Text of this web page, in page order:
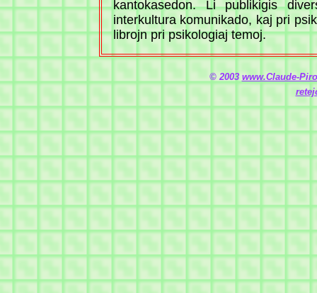
kantokasedon. Li publikigis
interkultura komunikado, kaj pri
librojn pri psikologiaj temoj.
© 2003 www.Claude-